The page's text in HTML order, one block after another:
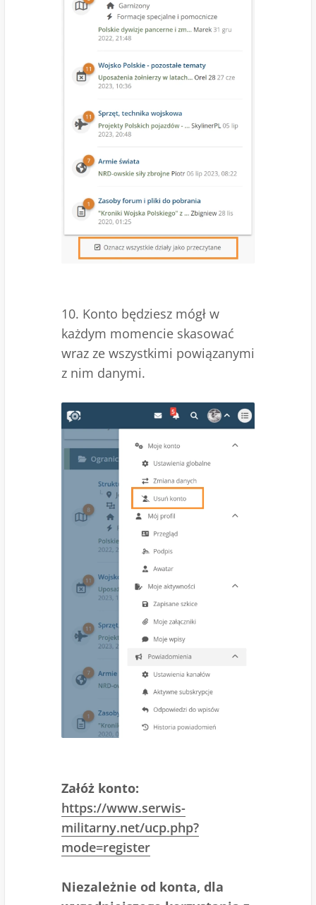
10. Konto będziesz mógł w
każdym momencie skasować
wraz ze wszystkimi powiązanymi
z nim danymi.
Załóż konto:
https://www.serwis-
militarny.net/ucp.php?
mode=register
Niezależnie od konta, dla